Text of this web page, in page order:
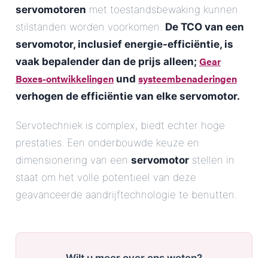
servomotoren met toestandsbewaking kunnen
stilstanden worden voorkomen. De TCO van een
servomotor, inclusief energie-efficiëntie, is
vaak bepalender dan de prijs alleen; Gear
Boxes-ontwikkelingen und systeembenaderingen
verhogen de efficiëntie van elke servomotor.
Servotechniek is complex, biedt echter hoge
prestaties. Een onderbouwde keuze en
dimensionering van een servomotor stellen in
staat om het volle potentieel van deze
geavanceerde aandrijftechnologie te benutten.